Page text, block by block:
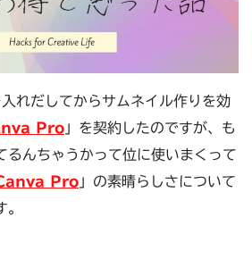
れだしてからサムネイル作りを効
Pro 」を契約したのですが、も
るんちゃうかって位に使いまくって
Pro 」の素晴らしさについて